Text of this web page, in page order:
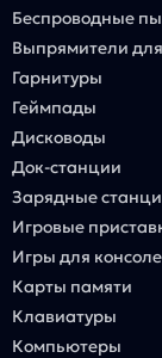
Беспроводные
Выпрямители
Гарнитуры
Геймпады
Дисководы
Док-станции
Зарядные
Игровые
Игры для
Карты памяти
Клавиатуры
Компьютеры